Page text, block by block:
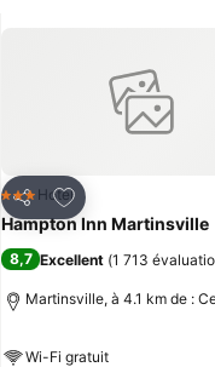
Partager
Ajouter à mes
3 ÉtoilesHotel
Hampton Inn Martinsville
8,7 Excellent (1 713
Martinsville, à 4.1 km de :
Wi-Fi gratuit